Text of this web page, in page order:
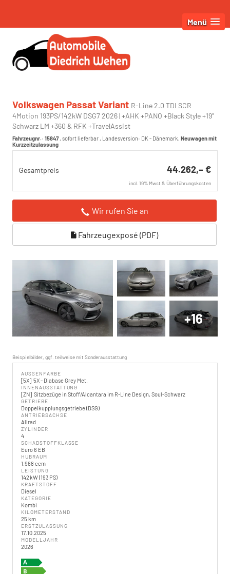
Menü
Volkswagen Passat Variant R-Line 2.0 TDI SCR
4Motion 193PS/142kW DSG7 2026 | +AHK +PANO +Black Style +19"
Schwarz LM +360 & RFK +TravelAssist
Fahrzeugnr.: 15847, sofort lieferbar , Landesversion: DK - Dänemark, Neuwagen mit
Kurzzeitzulassung
Gesamtpreis 44.262,– €
incl. 19% Mwst & Überführungskosten
Wir rufen Sie an
Fahrzeugexposé (PDF)
+16
Beispielbilder, ggf. teilweise mit Sonderausstattung
AUSSENFARBE
5X 5X - Diabase Grey Met.
INNENAUSSTATTUNG
ZN Sitzbezüge in Stoff/Alcantara im R-Line Design, Soul-Schwarz
GETRIEBE
Doppelkupplungsgetriebe (DSG)
ANTRIEBSACHSE
Allrad
ZYLINDER
4
SCHADSTOFFKLASSE
Euro 6 EB
HUBRAUM
1.968 ccm
LEISTUNG
142 kW (193 PS)
KRAFTSTOFF
Diesel
KATEGORIE
Kombi
KILOMETERSTAND
25 km
ERSTZULASSUNG
17.10.2025
MODELLJAHR
2026